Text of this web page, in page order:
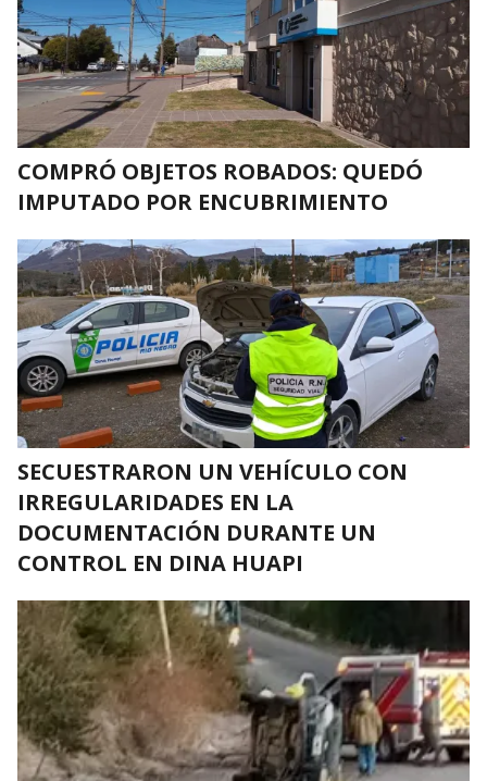
COMPRÓ OBJETOS ROBADOS: QUEDÓ
IMPUTADO POR ENCUBRIMIENTO
SECUESTRARON UN VEHÍCULO CON
IRREGULARIDADES EN LA
DOCUMENTACIÓN DURANTE UN
CONTROL EN DINA HUAPI